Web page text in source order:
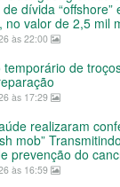
dívida “offshore”
no valor de 2,5 mil
às 22:00
temporário de
às 17:29
realizaram
mob”
prevenção do
às 16:59